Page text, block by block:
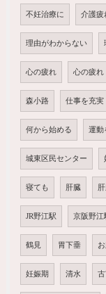
不妊治療に 介護疲
理由がわからない
心の疲れ 心の疲れ
森小路 仕事を充実
何から始める 運動
城東区民センター
寝ても 肝臓
JR野江駅 京阪野江
鶴見 胃下垂
妊娠期 清水